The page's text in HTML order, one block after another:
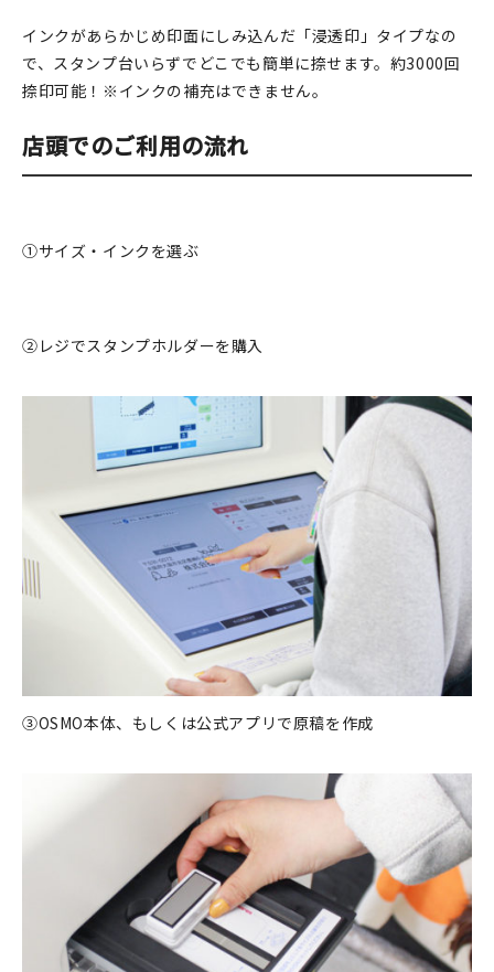
インクがあらかじめ印面にしみ込んだ「浸透印」タイプなの
で、スタンプ台いらずでどこでも簡単に捺せます。約3000回
捺印可能！※インクの補充はできません。
店頭でのご利用の流れ
①サイズ・インクを選ぶ
②レジでスタンプホルダーを購入
③OSMO本体、もしくは公式アプリで原稿を作成